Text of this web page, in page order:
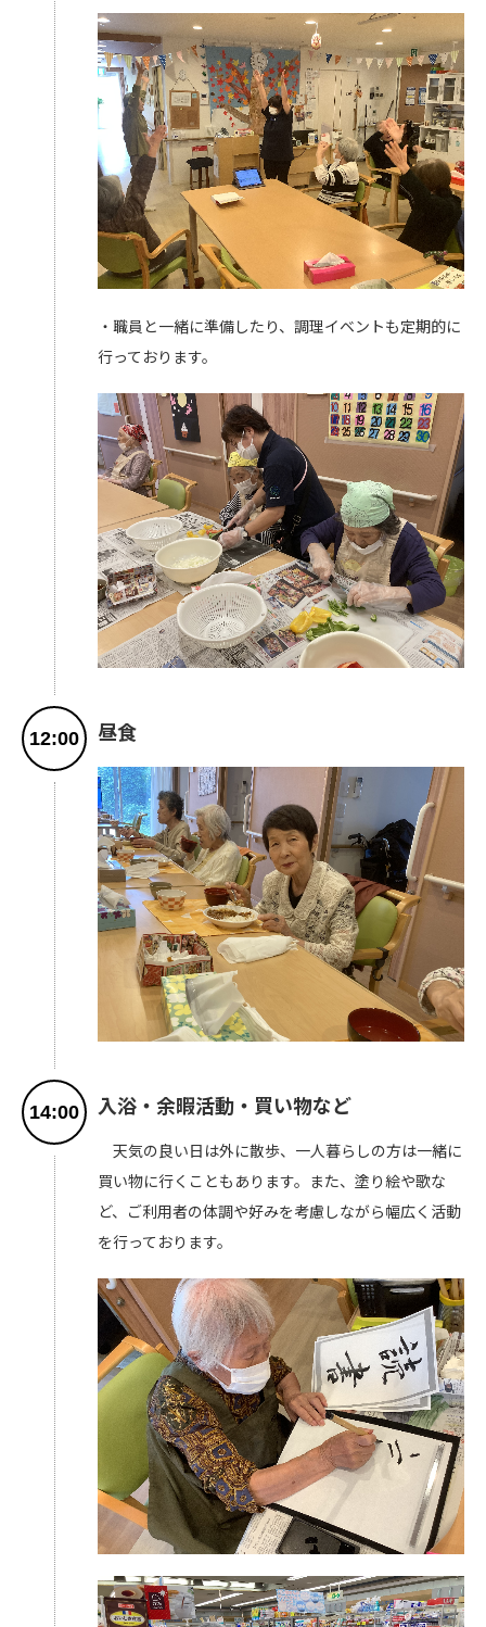
・職員と一緒に準備したり、調理イベントも定期的に
行っております。
12:00 昼食
14:00 入浴・余暇活動・買い物など
天気の良い日は外に散歩、一人暮らしの方は一緒に
買い物に行くこともあります。また、塗り絵や歌な
ど、ご利用者の体調や好みを考慮しながら幅広く活動
を行っております。